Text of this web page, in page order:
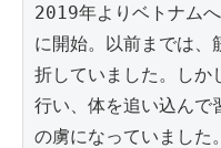
2019年よりベトナム
に開始。以前までは、
折していました。しか
行い、体を追い込んで
の虜になっていました。